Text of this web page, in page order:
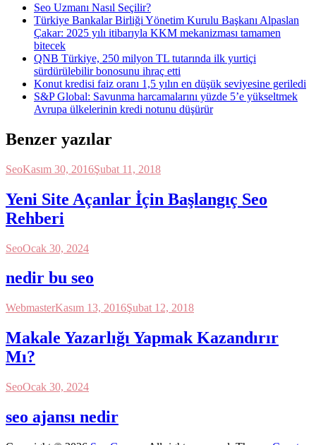
Seo Uzmanı Nasıl Seçilir?
Türkiye Bankalar Birliği Yönetim Kurulu Başkanı Alpaslan
Çakar: 2025 yılı itibarıyla KKM mekanizması tamamen
bitecek
QNB Türkiye, 250 milyon TL tutarında ilk yurtiçi
sürdürülebilir bonosunu ihraç etti
Konut kredisi faiz oranı 1,5 yılın en düşük seviyesine geriledi
S&P Global: Savunma harcamalarını yüzde 5’e yükseltmek
Avrupa ülkelerinin kredi notunu düşürür
Benzer yazılar
SeoKasım 30, 2016Şubat 11, 2018
Yeni Site Açanlar İçin Başlangıç Seo
Rehberi
SeoOcak 30, 2024
nedir bu seo
WebmasterKasım 13, 2016Şubat 12, 2018
Makale Yazarlığı Yapmak Kazandırır
Mı?
SeoOcak 30, 2024
seo ajansı nedir